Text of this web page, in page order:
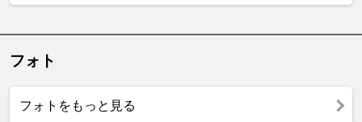
フォト
フォトをもっと見る